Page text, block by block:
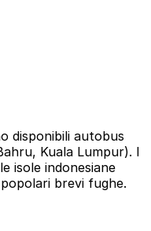
disponibili autobus
Kuala Lumpur). I
isole indonesiane
brevi fughe.